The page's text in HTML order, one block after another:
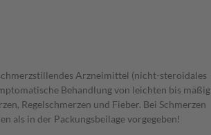
Arzneimittel (nicht-steroidales
Behandlung von leichten bis mäßig
Regelschmerzen und Fieber. Bei Schmerzen
als in der Packungsbeilage vorgegeben!